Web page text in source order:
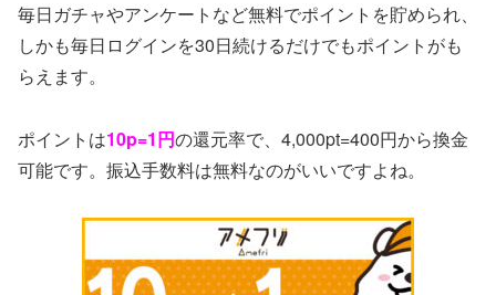
毎日ガチャやアンケートなど無料でポイントを貯められ、
しかも毎日ログインを30日続けるだけでもポイントがも
らえます。
ポイントは10p=1円の還元率で、4,000pt=400円から換金
可能です。振込手数料は無料なのがいいですよね。